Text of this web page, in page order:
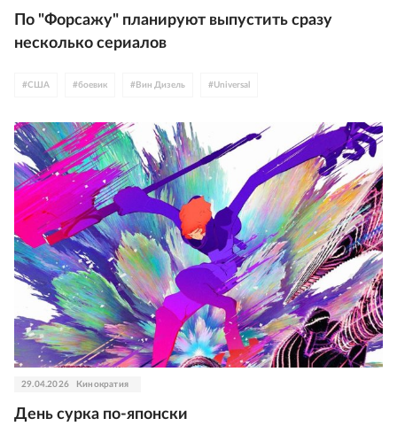
По "Форсажу" планируют выпустить сразу
несколько сериалов
#США #боевик # Вин Дизель # Universal
29.04.2026 Кинократия
День сурка по-японски